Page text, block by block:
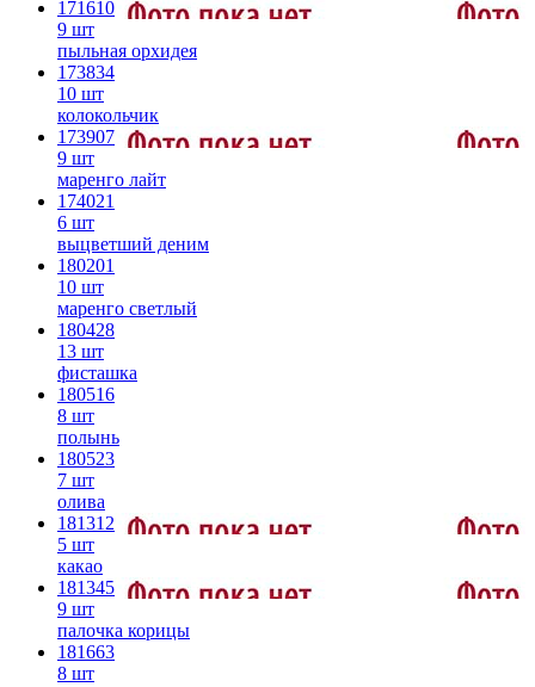
171610
9 шт
пыльная орхидея
173834
10 шт
колокольчик
173907
9 шт
маренго лайт
174021
6 шт
выцветший деним
180201
10 шт
маренго светлый
180428
13 шт
фисташка
180516
8 шт
полынь
180523
7 шт
олива
181312
5 шт
какао
181345
9 шт
палочка корицы
181663
8 шт